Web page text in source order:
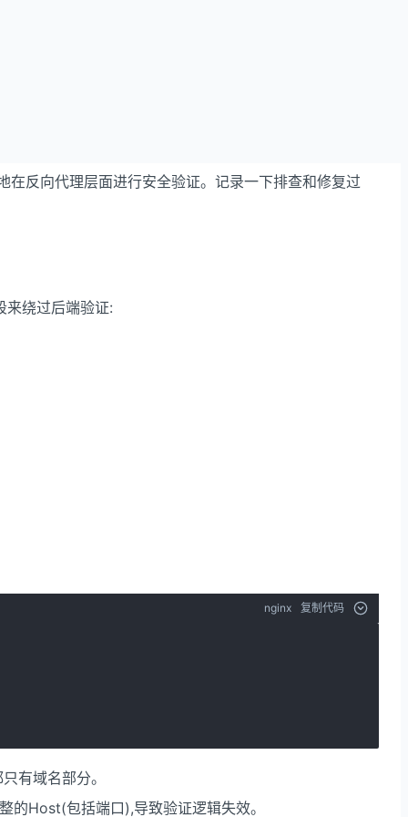
反向代理层面进行安全验证。记录一下排查和修复过
来绕过后端验证:
nginx 复制代码
有域名部分。
的Host(包括端口),导致验证逻辑失效。